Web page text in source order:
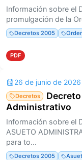
Información sobre el
promulgación de la
Decretos 2005
PDF
26 de junio de 2026
Decretos
Administrativo
Información sobre el
ASUETO
para to...
Decretos 2005